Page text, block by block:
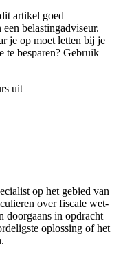
artikel goed
belastingadviseur.
je op moet letten bij je
te besparen? Gebruik
uit
op het gebied van
over fiscale wet-
doorgaans in opdracht
oplossing of het